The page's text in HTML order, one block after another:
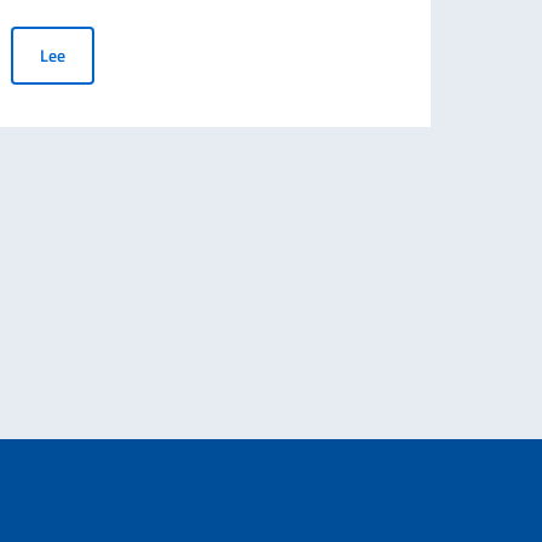
INTERNAZIONALE, ON. ANTONIO TAJANI, IN OCCASIONE DEL 70°
LeeDiplomatura en Estudios y Gestión de Instituciones de la